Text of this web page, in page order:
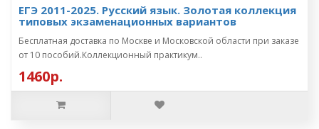
ЕГЭ 2011-2025. Русский язык. Золотая коллекция
типовых экзаменационных вариантов
Бесплатная доставка по Москве и Московской области при заказе
от 10 пособий.Коллекционный практикум..
1460р.